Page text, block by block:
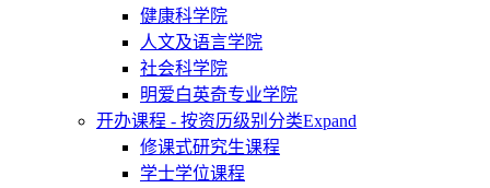
健康科学院
人文及语言学院
社会科学院
明爱白英奇专业学院
开办课程 - 按资历级别分类Expand
修课式研究生课程
学士学位课程